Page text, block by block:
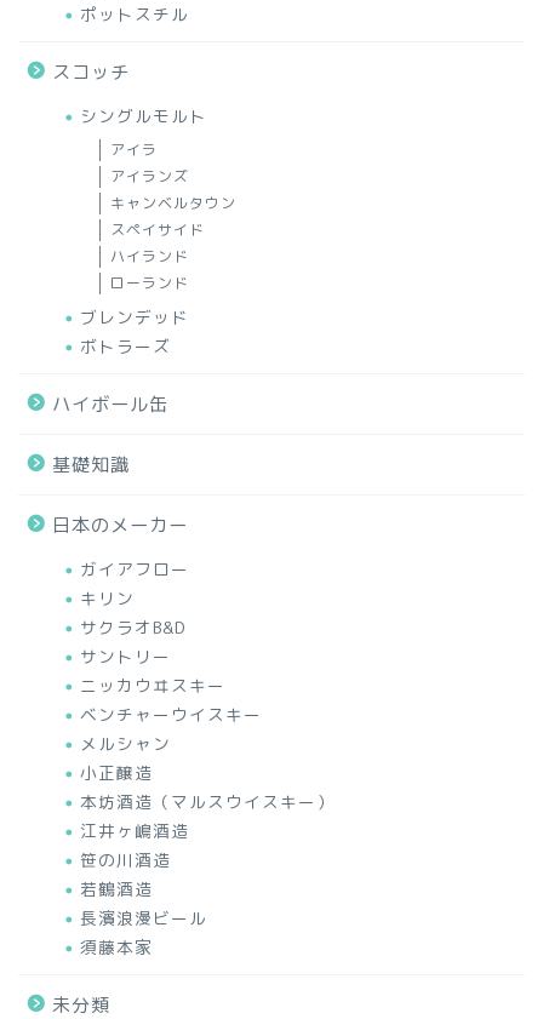
ポットスチル
スコッチ
シングルモルト
アイラ
アイランズ
キャンベルタウン
スペイサイド
ハイランド
ローランド
ブレンデッド
ボトラーズ
ハイボール缶
基礎知識
日本のメーカー
ガイアフロー
キリン
サクラオB&D
サントリー
ニッカウヰスキー
ベンチャーウイスキー
メルシャン
小正醸造
本坊酒造（マルスウイスキー）
江井ヶ嶋酒造
笹の川酒造
若鶴酒造
長濱浪漫ビール
須藤本家
未分類